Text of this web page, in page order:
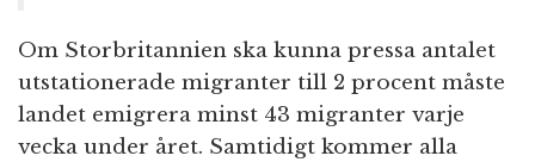
Om Storbritannien ska kunna pressa antalet
utstationerade migranter till 2 procent måste
landet emigrera minst 43 migranter varje
vecka under året. Samtidigt kommer alla